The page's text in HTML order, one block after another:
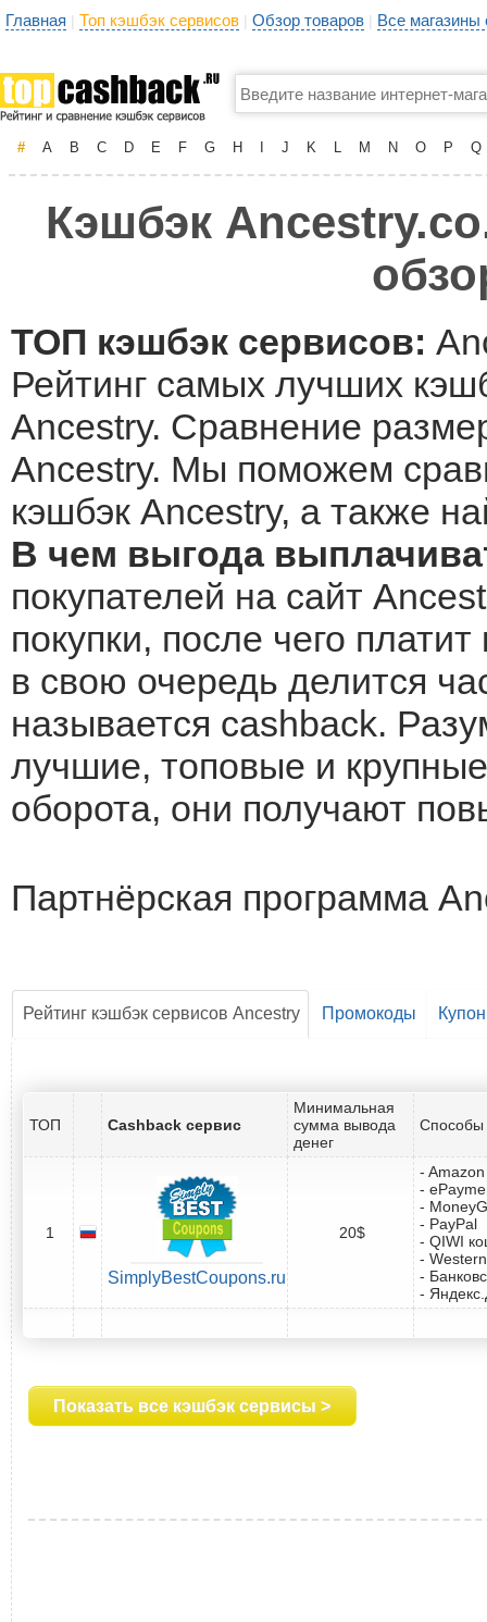
Главная | Топ кэшбэк сервисов | Обзор товаров | Все
# A B C D E F G H J K L M N O P Q
Кэшбэк
ТОП кэшбэк сервисов:
Рейтинг самых лучших
Ancestry. Сравнение
Ancestry. Мы поможем
кэшбэк Ancestry, а также
В чем выгода
покупателей на сайт
покупки, после чего
в свою очередь делится
называется cashback.
лучшие, топовые и
оборота, они получают
Партнёрская программа
Рейтинг кэшбэк сервисов Ancestry Промокоды
ТОП Cashback сервис
Минимальная
сумма вывода
денег
Способы
1
SimplyBestCoupons.ru
20$
-
-
-
- PayPal
- QIWI
-
-
-
Показать все кэшбэк сервисы >